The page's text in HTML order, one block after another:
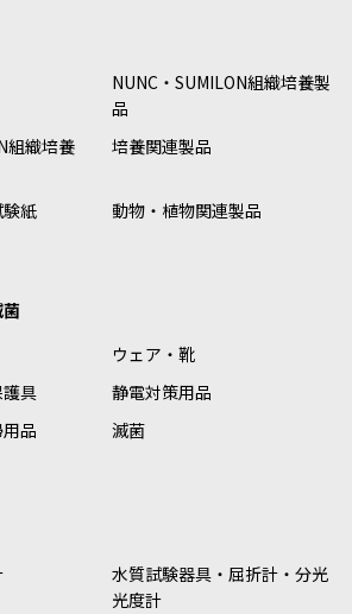
NUNC・SUMILON組織培養製
品
組織培養
培養関連製品
紙
動物・植物関連製品
ウェア・靴
具
静電対策用品
品
滅菌
水質試験器具・屈折計・分光
光度計